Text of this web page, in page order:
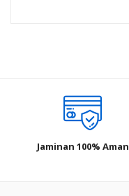
Jaminan 100% Aman